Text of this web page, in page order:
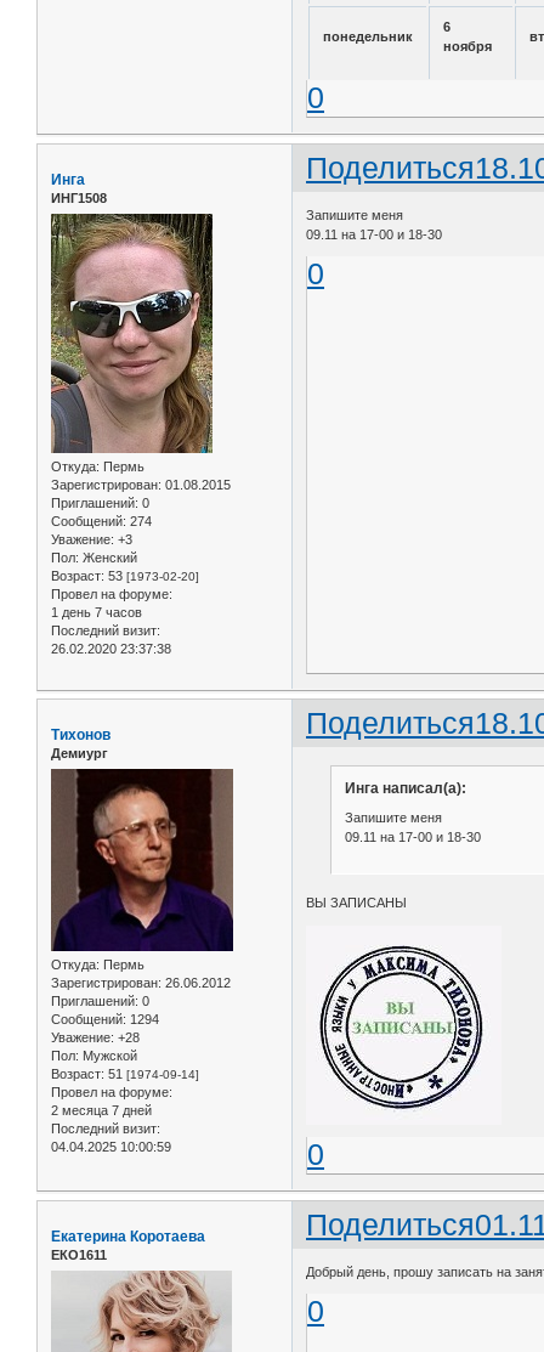
понедельник
6
ноября
0
Поделиться
Инга
ИНГ1508
Откуда: Пермь
Зарегистрирован: 01.08.2015
Приглашений: 0
Сообщений: 274
Уважение: +3
Пол: Женский
Возраст: 53 [1973-02-20]
Провел на форуме:
1 день 7 часов
Последний визит:
26.02.2020 23:37:38
Запишите меня
09.11 на 17-00 и 18-30
0
Поделиться
Тихонов
Демиург
Откуда: Пермь
Зарегистрирован: 26.06.2012
Приглашений: 0
Сообщений: 1294
Уважение: +28
Пол: Мужской
Возраст: 51 [1974-09-14]
Провел на форуме:
2 месяца 7 дней
Последний визит:
04.04.2025 10:00:59
Инга написал(а):
Запишите меня
09.11 на 17-00 и 18-30
ВЫ ЗАПИСАНЫ
0
Поделиться
Екатерина Коротаева
ЕКО1611
Добрый день, прошу записать на
0